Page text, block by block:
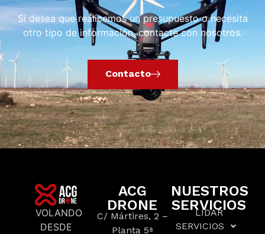
Si desea que realicemos un presupuesto o necesita
otro tipo de información, contacte con nosotros.
Contacto
VOLANDO
DESDE
ACG
DRONE
C/ Mártires, 2 –
Planta 5ª
NUESTROS
SERVICIOS
LIDAR
SERVICIOS